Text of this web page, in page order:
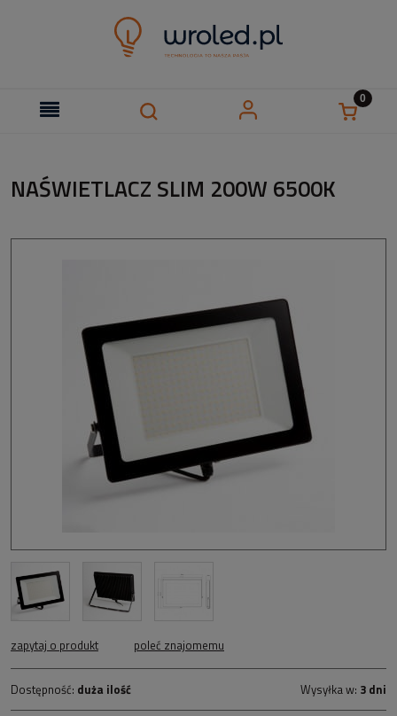
NAŚWIETLACZ SLIM 200W 6500K
zapytaj o produkt poleć znajomemu
Dostępność: duża ilość Wysyłka w: 3 dni